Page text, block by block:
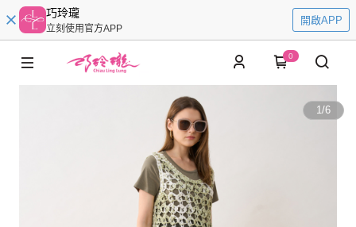
巧玲瓏
立刻使用官方APP
開啟APP
0
1/6